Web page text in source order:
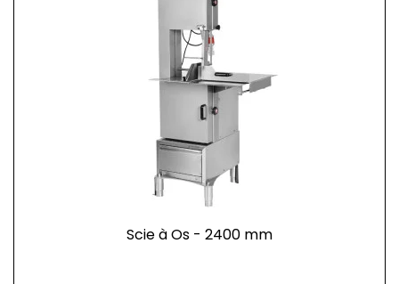
Scie à Os - 2400 mm